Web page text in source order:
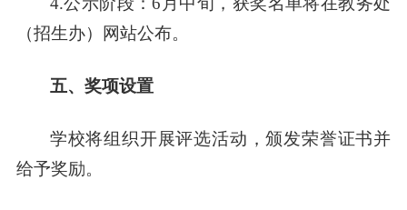
（招生办）网站公布。
五、奖项设置
学校将组织开展评选活动，颁发荣誉证书并
给予奖励。